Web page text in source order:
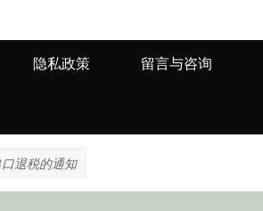
隐私政策 留言与咨询
退税的通知